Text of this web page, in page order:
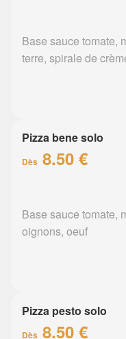
Base sauce tomate,
terre, spirale de
Pizza bene solo
Dès 8.50 €
Base sauce tomate,
oignons, oeuf
Pizza pesto solo
Dès 8.50 €